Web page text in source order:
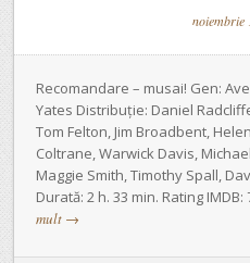
noiembrie
Recomandare – musai! Gen:
Yates Distribuție: Daniel
Tom Felton, Jim Broadbent,
Coltrane, Warwick Davis,
Maggie Smith, Timothy Spall,
Durată: 2 h. 33 min. Rating
mult →